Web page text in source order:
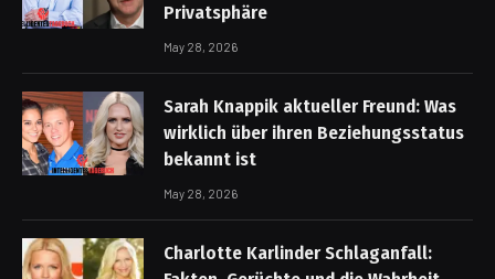
Privatsphäre
May 28, 2026
Sarah Knappik aktueller Freund: Was
wirklich über ihren Beziehungsstatus
bekannt ist
May 28, 2026
Charlotte Karlinder Schlaganfall: